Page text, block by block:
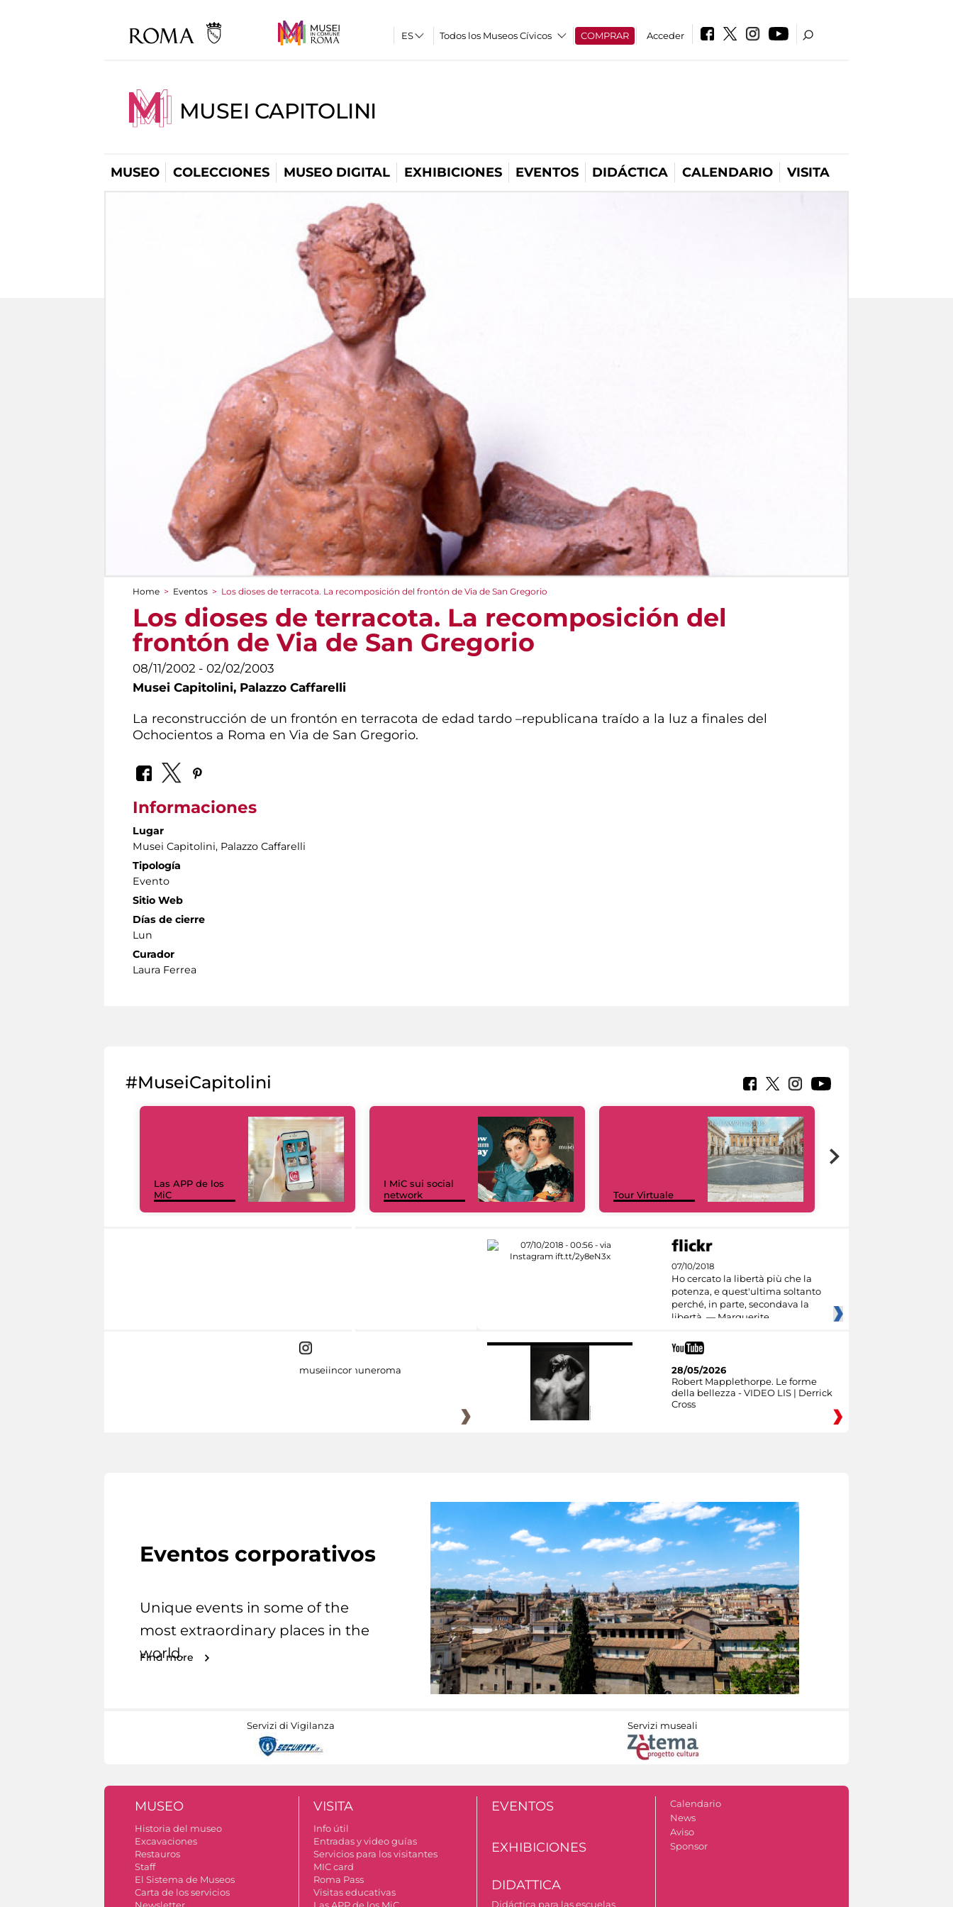
Todos los Museos Cívicos COMPRAR Acceder
MUSEI CAPITOLINI
MUSEO COLECCIONES MUSEO DIGITAL EXHIBICIONES EVENTOS DIDÁCTICA CALENDARIO VISITA
You are here
Home > Eventos > Los dioses de terracota. La recomposición del frontón de Via de San Gregorio
Los dioses de terracota. La recomposición del
frontón de Via de San Gregorio
08/11/2002 - 02/02/2003
Musei Capitolini, Palazzo Caffarelli
La reconstrucción de un frontón en terracota de edad tardo –republicana traído a la luz a finales del
Ochocientos a Roma en Via de San Gregorio.
Informaciones
Lugar
Musei Capitolini, Palazzo Caffarelli
Tipología
Evento
Sitio Web
Días de cierre
Lun
Curador
Laura Ferrea
#MuseiCapitolini
Las APP de los
MiC
I MiC sui social
network
Tour Virtuale
07/10/2018
Ho cercato la libertà più che la
potenza, e quest'ultima soltanto
perché, in parte, secondava la
libertà. — Marguerite
museiincomuneroma
28/05/2026
Robert Mapplethorpe. Le forme
della bellezza - VIDEO LIS | Derrick
Cross
Eventos corporativos
Unique events in some of the
most extraordinary places in the
world.
Find more
Servizi di Vigilanza Servizi museali
MUSEO
Historia del museo
Excavaciones
Restauros
Staff
El Sistema de Museos
Carta de los servicios
VISITA
Info útil
Entradas y video guías
Servicios para los visitantes
MIC card
Roma Pass
Visitas educativas
EVENTOS
EXHIBICIONES
DIDATTICA
Didáctica para las escuelas
Calendario
News
Aviso
Sponsor